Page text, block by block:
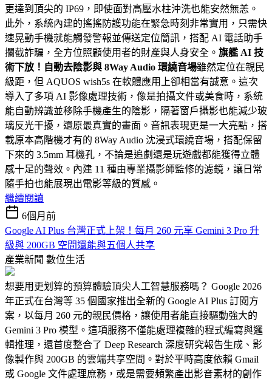
更達到頂尖的 IP69，即使面對高壓水柱沖洗也能安然無恙。
此外，系統內建的搖搖防護功能在緊急時刻非常實用，只需快
速晃動手機就能觸發警報並傳送定位簡訊，搭配 AI 電話助手
攔截詐騙，全方位照顧使用者的財產與人身安全。 旗艦 AI 技
術下放！自動去陰影與 8Way Audio 環繞音場雖然定位在親民
級距，但 AQUOS wish5s 在軟體應用上卻相當有誠意。這次
導入了多項 AI 影像處理技術，像是拍攝文件或美食時，系統
能自動辨識並移除手機產生的陰影，隔著窗戶攝影也能減少玻
璃反光干擾，還原最真實的畫面。音訊表現更是一大亮點，搭
載原本高階機才有的 8Way Audio 沈浸式環繞音場，搭配保留
下來的 3.5mm 耳機孔，不論是追劇還是玩遊戲都能獲得立體
感十足的聲效。內建 11 種由專業攝影師監修的濾鏡，讓日常
隨手拍也能展現出電影等級的質感。
繼續閱讀
6個月前
Google AI Plus 台灣正式上架！每月 260 元享 Gemini 3 Pro 升
級與 200GB 空間還能與五個人共享
產業新聞 數位生活
想要用更划算的預算體驗頂尖人工智慧服務嗎？ Google 2026
年正式在台灣等 35 個國家推出全新的 Google AI Plus 訂閱方
案，以每月 260 元的親民價格，讓使用者能直接驅動強大的
Gemini 3 Pro 模型。這項服務不僅能處理複雜的程式編寫與邏
輯推理，還首度整合了 Deep Research 深度研究報告生成、影
像製作與 200GB 的雲端共享空間。對於平時高度依賴 Gmail
或 Google 文件處理庶務，或是需要頻繁產出影音素材的創作